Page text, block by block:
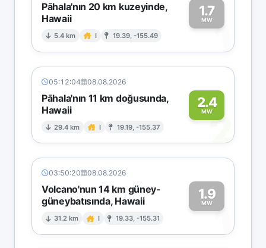
Pāhala'nın 20 km kuzeyinde,
Hawaii
5.4 km I 19.39, -155.49
1.7
MW1
05:12:04 08.08.2026
Pāhala'nın 11 km doğusunda,
Hawaii
29.4 km I 19.19, -155.37
2.4
MW2
03:50:20 08.08.2026
Volcano'nun 14 km güney-
güneybatısında, Hawaii
31.2 km I 19.33, -155.31
1.9
MW1